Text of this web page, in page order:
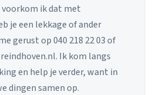
voorkom ik dat met
je een lekkage of ander
gerust op 040 218 22 03 of
Ik kom langs
en help je verder, want in
dingen samen op.